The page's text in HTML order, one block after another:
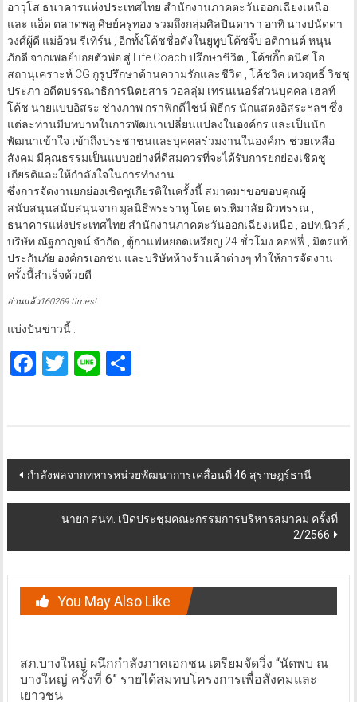
อาวุโส ธนาคารแห่งประเทศไทย สำนักงานภาคตะวันออกเฉียงเหนือ
และ แอ็ด ตลาดพลู ศิษย์ครูทอง รวมถึงกลุ่มศิลปินดารา อาทิ นางปนัดดา
วงศ์ผู้ดี แม่อ้วน รีเทิร์น , อีกทั้งโค้ชชื่อดังในยูทูบโค้ชจิ๊บ อติกานต์ หนุน
ภักดี จากเพลย์บอยตัวพ่อ สู่ Life Coach ปรึกษาชีวิต , โค้ชกิ๊ก อนิศ โอ
สถานุเคราะห์ CG กูรูปรึกษาด้านความรักและชีวิต , โค้ชวิค เทวฤทธิ์ วิชชุ
ประภา อดีตบรรณาธิการนิตยสาร วอลลุ่ม เทรนเนอร์ส่วนบุคคล เฮลท์
โค้ช นายแบบอิสระ ช่างภาพ กราฟิกดีไซน์ พิธีกร นักแสดงอิสระฯลฯ ซึ่ง
แต่ละท่านมีบทบาทในการพัฒนาเปลี่ยนแปลงในองค์กร และเป็นนัก
พัฒนาเข้าใจ เข้าถึงประชาชนและบุคคลร่วมงานในองค์กร ช่วยเหลือ
สังคม มีคุณธรรมเป็นแบบอย่างที่ดีสมควรที่จะได้รับการยกย่องเชิดชู
เกียรติและให้กำลังใจในการทำงาน
ซึ่งการจัดงานยกย่องเชิดชูเกียรติในครั้งนี้ สมาคมฯขอขอบคุณผู้
สนับสนุนสนับสนุนจาก มูลนิธิพระราหู โดย ดร.หิมาลัย ผิวพรรณ ,
ธนาคารแห่งประเทศไทย สำนักงานภาคตะวันออกเฉียงเหนือ , อปท.นิวส์ ,
บริษัท ณัฐกาญจน์ จำกัด , ตู้กาแฟหยอดเหรียญ 24 ชั่วโมง คอฟฟี่ , มิตรแท้
ประกันภัย องค์กรเอกชน และบริษัทห้างร้านค้าต่างๆ ทำให้การจัดงาน
ครั้งนี้สำเร็จด้วยดี
อ่านแล้ว160269 times!
แบ่งปันข่าวนี้ :
Facebook
Twitter
LineShare
Post
navigation
กำลังพลจากทหารหน่วยพัฒนาการเคลื่อนที่ 46 สุราษฎร์ธานี
นายก สนท. เปิดประชุมคณะกรรมการบริหารสมาคม ครั้งที่
2/2566
You May Also Like
สภ.บางใหญ่ ผนึกกำลังภาคเอกชน เตรียมจัดวิ่ง “นัดพบ ณ
บางใหญ่ ครั้งที่ 6” รายได้สมทบโครงการเพื่อสังคมและ
เยาวชน